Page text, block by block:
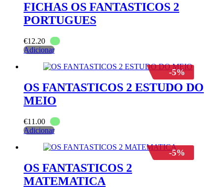
FICHAS OS FANTASTICOS 2
PORTUGUES
€12.20
Adicionar
-5%
OS FANTASTICOS 2 ESTUDO DO
MEIO
€11.00
Adicionar
-5%
OS FANTASTICOS 2
MATEMATICA